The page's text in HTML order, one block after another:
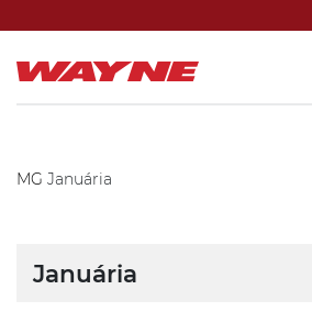
MG Januária
Januária